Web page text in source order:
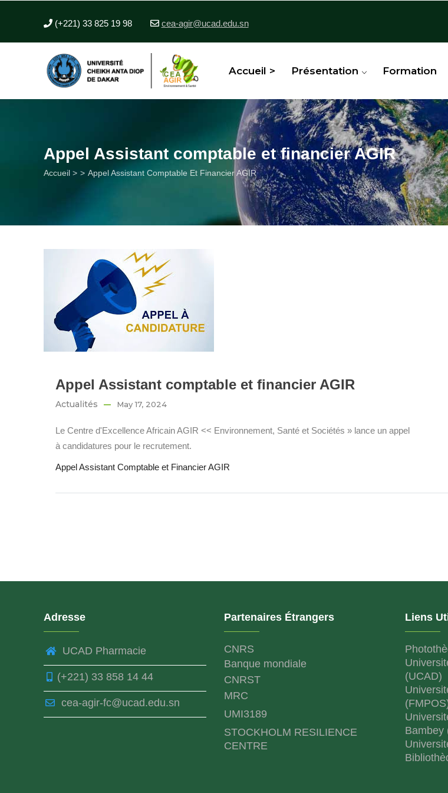
(+221) 33 825 19 98 cea-agir@ucad.edu.sn
Accueil > Présentation Formation
Appel Assistant comptable et financier AGIR
Fil
Accueil > Appel Assistant Comptable Et Financier AGIR
Appel Assistant comptable et financier AGIR
Actualités May 17, 2024
Le Centre d'Excellence Africain AGIR << Environnement, Santé et Sociétés » lance un appel
à candidatures pour le recrutement.
Appel Assistant Comptable et Financier AGIR
Adresse
UCAD Pharmacie
(+221) 33 858 14 44
cea-agir-fc@ucad.edu.sn
Partenaires Étrangers
CNRS
Banque mondiale
CNRST
MRC
UMI3189
STOCKHOLM RESILIENCE
CENTRE
Liens
(UCAD)
Bambey